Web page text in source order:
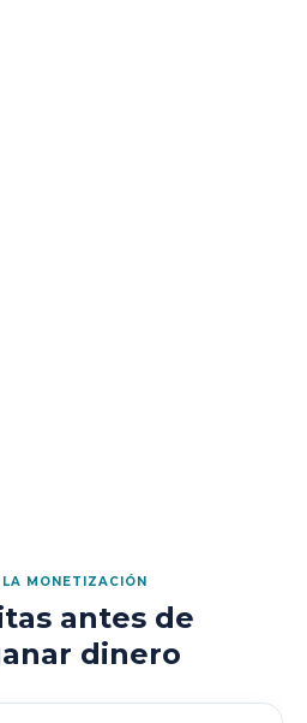
MONETIZACIÓN
antes de
dinero